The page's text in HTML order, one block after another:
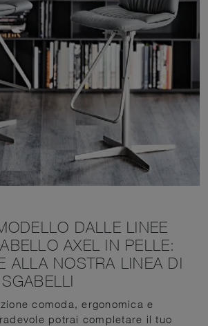
DALLE LINEE
AXEL IN PELLE:
ALLA NOSTRA LINEA DI
comoda, ergonomica e
potrai completare il tuo